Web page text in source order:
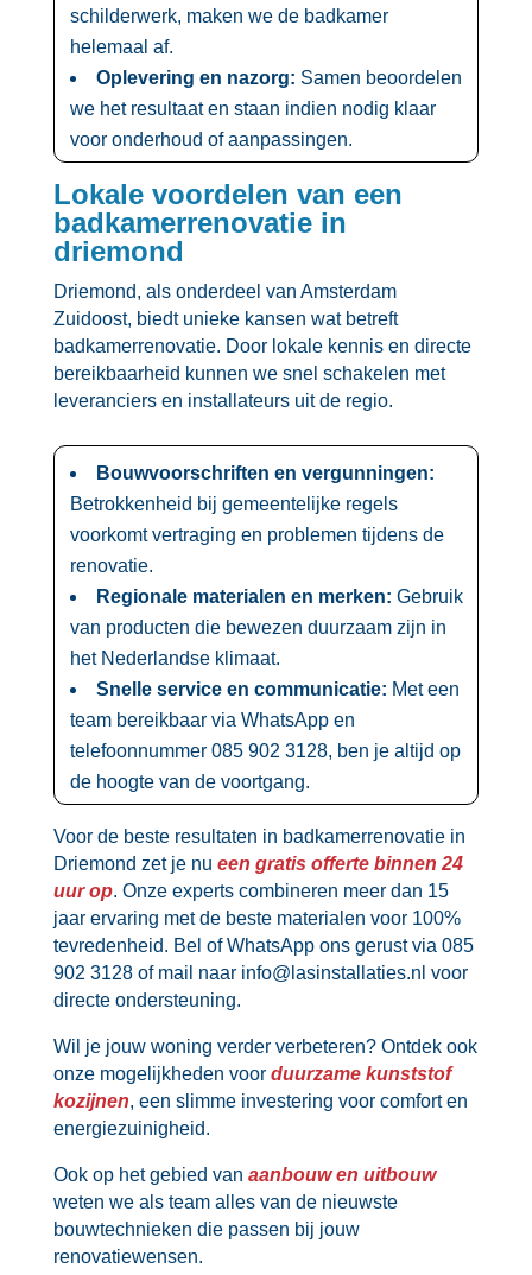
schilderwerk, maken we de badkamer
helemaal af.​
Oplevering en nazorg: Samen beoordelen
we het resultaat en staan indien nodig klaar
voor onderhoud of aanpassingen.​
Lokale voordelen van een
badkamerrenovatie in
driemond
Driemond, als onderdeel van Amsterdam
Zuidoost, biedt unieke kansen wat betreft
badkamerrenovatie.​ Door lokale kennis en directe
bereikbaarheid kunnen we snel schakelen met
leveranciers en installateurs uit de regio.​
Bouwvoorschriften en vergunningen:
Betrokkenheid bij gemeentelijke regels
voorkomt vertraging en problemen tijdens de
renovatie.​
Regionale materialen en merken: Gebruik
van producten die bewezen duurzaam zijn in
het Nederlandse klimaat.​
Snelle service en communicatie: Met een
team bereikbaar via WhatsApp en
telefoonnummer 085 902 3128, ben je altijd op
de hoogte van de voortgang.​
Voor de beste resultaten in badkamerrenovatie in
Driemond zet je nu een gratis offerte binnen 24
uur op.​ Onze experts combineren meer dan 15
jaar ervaring met de beste materialen voor 100%
tevredenheid.​ Bel of WhatsApp ons gerust via 085
902 3128 of mail naar info@lasinstallaties.​nl voor
directe ondersteuning.​
Wil je jouw woning verder verbeteren? Ontdek ook
onze mogelijkheden voor duurzame kunststof
kozijnen, een slimme investering voor comfort en
energiezuinigheid.​
Ook op het gebied van aanbouw en uitbouw
weten we als team alles van de nieuwste
bouwtechnieken die passen bij jouw
renovatiewensen.​